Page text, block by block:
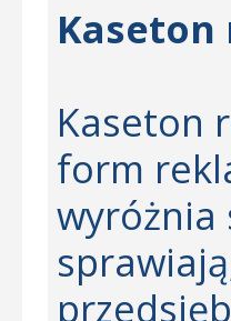
Kaseton
form
wyróżnia